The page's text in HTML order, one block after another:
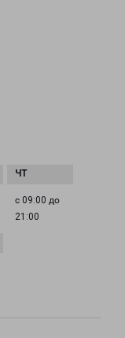
с 09:00 до
21:00